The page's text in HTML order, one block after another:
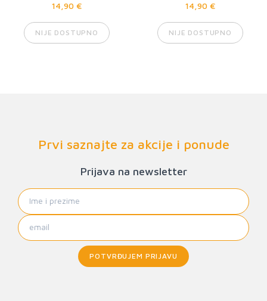
14,90 €
NIJE DOSTUPNO
14,90 €
NIJE DOSTUPNO
Prvi saznajte za akcije i ponude
Prijava na newsletter
POTVRĐUJEM PRIJAVU